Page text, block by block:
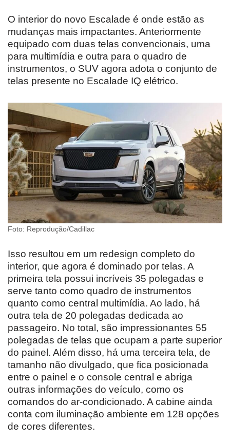
O interior do novo Escalade é onde estão as
mudanças mais impactantes. Anteriormente
equipado com duas telas convencionais, uma
para multimídia e outra para o quadro de
instrumentos, o SUV agora adota o conjunto de
telas presente no Escalade IQ elétrico.
Foto: Reprodução/Cadillac
Isso resultou em um redesign completo do
interior, que agora é dominado por telas. A
primeira tela possui incríveis 35 polegadas e
serve tanto como quadro de instrumentos
quanto como central multimídia. Ao lado, há
outra tela de 20 polegadas dedicada ao
passageiro. No total, são impressionantes 55
polegadas de telas que ocupam a parte superior
do painel. Além disso, há uma terceira tela, de
tamanho não divulgado, que fica posicionada
entre o painel e o console central e abriga
outras informações do veículo, como os
comandos do ar-condicionado. A cabine ainda
conta com iluminação ambiente em 128 opções
de cores diferentes.